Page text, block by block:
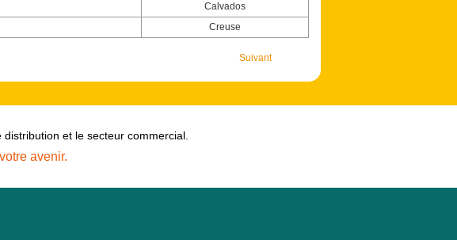
Calvados
Creuse
Suivant
et le secteur commercial.
avenir.